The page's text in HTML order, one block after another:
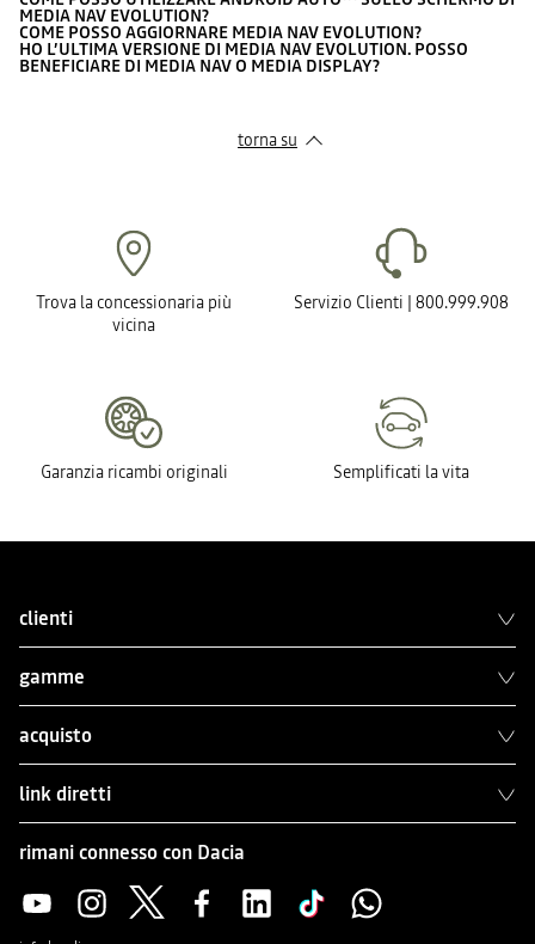
MEDIA NAV EVOLUTION?
COME POSSO AGGIORNARE MEDIA NAV EVOLUTION?
HO L’ULTIMA VERSIONE DI MEDIA NAV EVOLUTION. POSSO
BENEFICIARE DI MEDIA NAV O MEDIA DISPLAY?
torna su
Trova la concessionaria più
vicina
Servizio Clienti | 800.999.908
Garanzia ricambi originali Semplificati la vita
clienti
gamme
acquisto
link diretti
rimani connesso con Dacia